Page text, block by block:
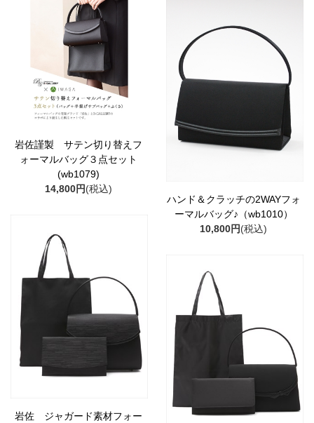
岩佐謹製 サテン切り替えフ
ォーマルバッグ３点セット
(wb1079)
14,800円(税込)
ハンド＆クラッチの2WAYフォ
ーマルバッグ♪（wb1010）
10,800円(税込)
岩佐 ジャガード素材フォー